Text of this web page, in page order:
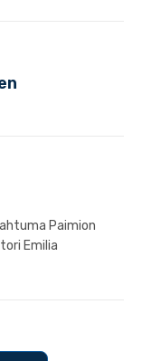
Paimion
Emilia